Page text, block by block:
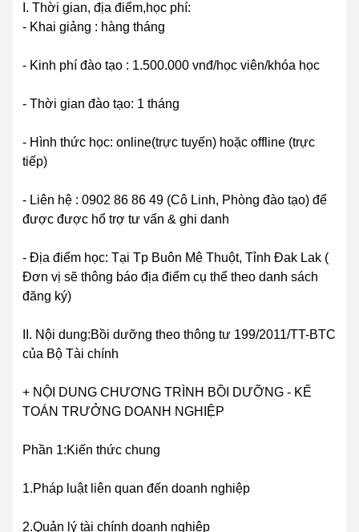
I. Thời gian, địa điểm,học phí:
- Khai giảng : hàng tháng
- Kinh phí đào tạo : 1.500.000 vnđ/học viên/khóa học
- Thời gian đào tạo: 1 tháng
- Hình thức học: online(trực tuyến) hoặc offline (trực
tiếp)
- Liên hệ : 0902 86 86 49 (Cô Linh, Phòng đào tạo) để
được được hổ trợ tư vấn & ghi danh
- Địa điểm học: Tại Tp Buôn Mê Thuột, Tỉnh Đak Lak (
Đơn vị sẽ thông báo địa điểm cụ thể theo danh sách
đăng ký)
II. Nội dung:Bồi dưỡng theo thông tư 199/2011/TT-BTC
của Bộ Tài chính
+ NỘI DUNG CHƯƠNG TRÌNH BỒI DƯỠNG - KẾ
TOÁN TRƯỞNG DOANH NGHIỆP
Phần 1:Kiến thức chung
1.Pháp luật liên quan đến doanh nghiệp
2.Quản lý tài chính doanh nghiệp